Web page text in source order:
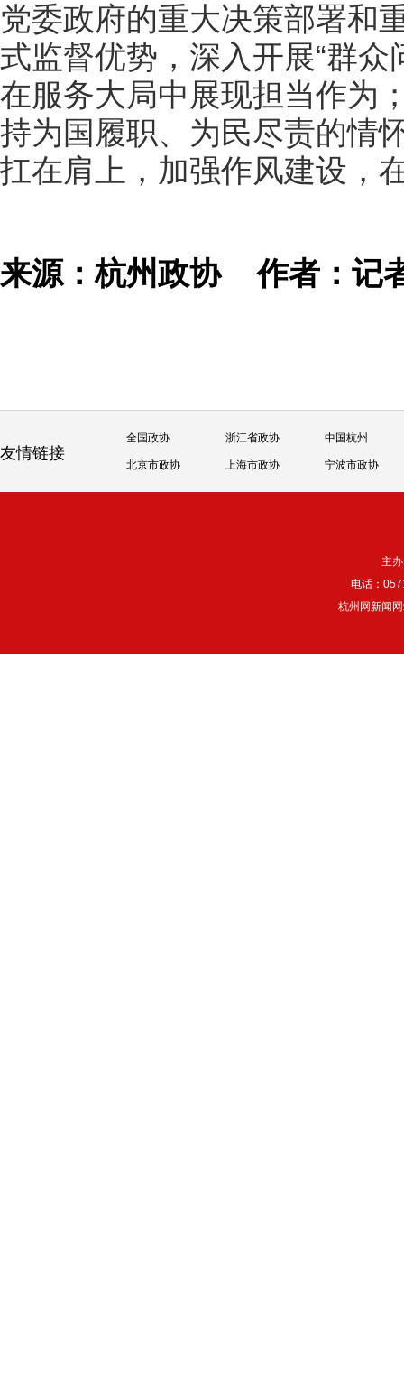
党委政府的重大决策部署和
式监督优势，深入开展“群
在服务大局中展现担当作为
持为国履职、为民尽责的情
扛在肩上，加强作风建设，
来源：杭州政协作者：
友情链接
全国政协 浙江省政协 中国杭州
北京市政协 上海市政协 宁波市政协
主
电话：
杭州网新闻